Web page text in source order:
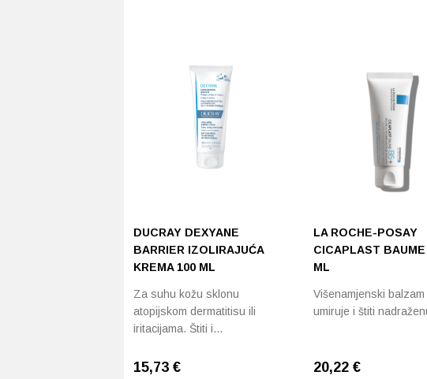
DUCRAY DEXYANE
BARRIER IZOLIRAJUĆA
KREMA 100 ML
Za suhu kožu sklonu
atopijskom dermatitisu ili
iritacijama. Štiti i…
15,73 €
LA ROCHE-POSAY
CICAPLAST
ML
Višenamjenski balzam
umiruje i štiti
20,22 €